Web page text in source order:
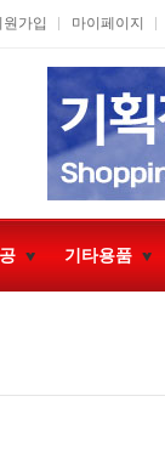
원가입 마이페이지
기타용품